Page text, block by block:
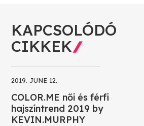
KAPCSOLÓDÓ
CIKKEK
2019. JUNE 12.
COLOR.ME női és férfi
hajszíntrend 2019 by
KEVIN.MURPHY